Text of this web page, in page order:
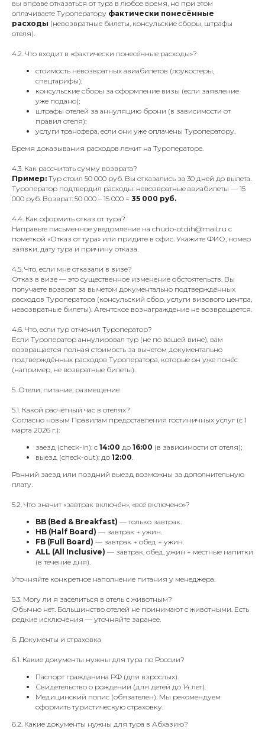
вы вправе отказаться от тура в любое время, но при этом
оплачиваете Туроператору фактически понесённые
расходы (невозвратные билеты, консульские сборы, штрафы
отеля).
4.2. Что входит в «фактически понесённые расходы»?
стоимость невозвратных авиабилетов (лоукостеры,
спецтарифы);
консульские сборы за оформление визы (если заявление
уже подано);
штрафы отелей за аннуляцию брони (в зависимости от
правил отеля);
услуги трансфера, если они уже оплачены Туроператору.
Бремя доказывания расходов лежит на Туроператоре.
4.3. Как рассчитать сумму возврата?
Пример: Тур стоил 50 000 руб. Вы отказались за 30 дней до вылета.
Туроператор подтвердил расходы: невозвратные авиабилеты — 15
000 руб. Возврат: 50 000 – 15 000 = 35 000 руб.
4.4. Как оформить отказ от тура?
Направьте письменное уведомление на chudo-otdih@mail.ru с
пометкой «Отказ от тура» или придите в офис. Укажите ФИО, номер
заявки, дату тура и причину отказа.
4.5. Что, если мне отказали в визе?
Отказ в визе — это существенное изменение обстоятельств. Вы
получаете возврат за вычетом документально подтверждённых
расходов Туроператора (консульский сбор, услуги визового центра,
невозвратные билеты). Агентское вознаграждение не возвращается.
4.6. Что, если тур отменил Туроператор?
Если Туроператор аннулировал тур (не по вашей вине), вам
возвращается полная стоимость за вычетом документально
подтверждённых расходов Туроператора, которые он уже понёс
(например, не возвратные билеты).
5. Отели, питание, размещение
5.1. Какой расчётный час в отелях?
Согласно новым Правилам предоставления гостиничных услуг (с 1
марта 2026 г.):
заезд (check-in): с 14:00 до 16:00 (в зависимости от отеля);
выезд (check-out): до 12:00.
Ранний заезд или поздний выезд возможны за дополнительную
плату.
5.2. Что значит «завтрак включён», «всё включено»?
BB (Bed & Breakfast) — только завтрак.
HB (Half Board) — завтрак + ужин.
FB (Full Board) — завтрак + обед + ужин.
ALL (All Inclusive) — завтрак, обед, ужин + местные напитки
(в течение дня).
Уточняйте конкретное наполнение питания у менеджера.
5.3. Могу ли я заселиться в отель с животным?
Обычно нет. Большинство отелей не принимают с животными. Есть
редкие исключения — уточняйте заранее.
6. Документы и страховка
6.1. Какие документы нужны для тура по России?
Паспорт гражданина РФ (для взрослых).
Свидетельство о рождении (для детей до 14 лет).
Медицинский полис (обязателен). Мы рекомендуем
оформить туристическую страховку.
6.2. Какие документы нужны для тура в Абхазию?